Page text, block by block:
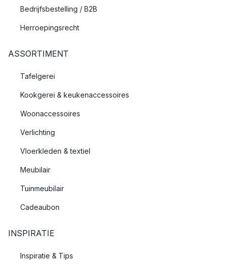
Bedrijfsbestelling / B2B
Herroepingsrecht
ASSORTIMENT
Tafelgerei
Kookgerei & keukenaccessoires
Woonaccessoires
Verlichting
Vloerkleden & textiel
Meubilair
Tuinmeubilair
Cadeaubon
INSPIRATIE
Inspiratie & Tips